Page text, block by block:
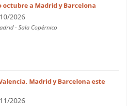
octubre a Madrid y Barcelona
2026
- Sala Copérnico
Madrid y Barcelona este
2026